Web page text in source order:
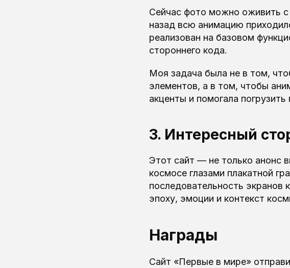
Сейчас фото можно оживить
назад всю анимацию
реализован на базовом
стороннего кода.
Моя задача была не в том,
элементов, а в том, чтобы
акценты и помогала
3. Интересный
Этот сайт — не только анонс
космосе глазами плакатной
последовательность экранов
эпоху, эмоции и контекст
Награды
Сайт «Первые в мире»